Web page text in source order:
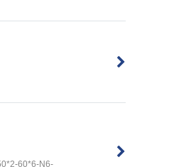
60*6-N6-